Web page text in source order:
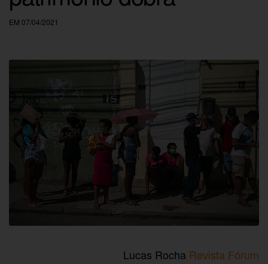
EM 07/04/2021
Lucas Rocha Revista Fórum